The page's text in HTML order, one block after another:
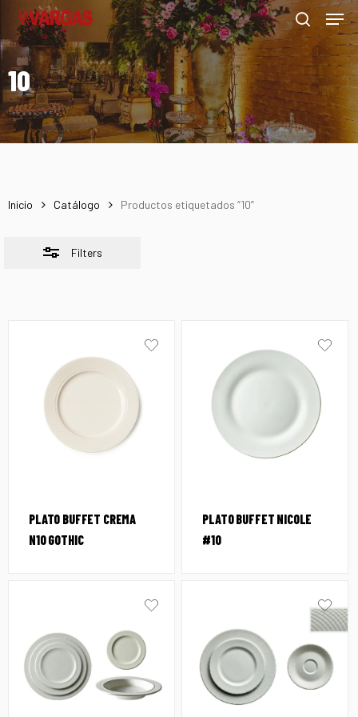
Skip
main
content
search
Menu
10
Inicio Catálogo Productos etiquetados “10”
Filters
Close
Filters
PLATO BUFFET CREMA
N10 GOTHIC
PLATO BUFFET NICOLE
#10
Menu